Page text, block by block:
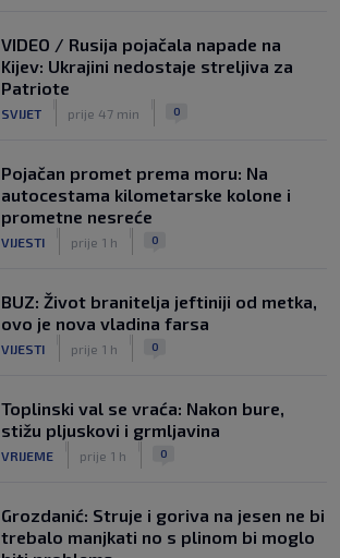
VIDEO / Rusija pojačala napade na
Kijev: Ukrajini nedostaje streljiva za
Patriote
SVIJET prije 47 min 0
Pojačan promet prema moru: Na
autocestama kilometarske kolone i
prometne nesreće
VIJESTI prije 1 h 0
BUZ: Život branitelja jeftiniji od metka,
ovo je nova vladina farsa
VIJESTI prije 1 h 0
Toplinski val se vraća: Nakon bure,
stižu pljuskovi i grmljavina
VRIJEME prije 1 h 0
Grozdanić: Struje i goriva na jesen ne bi
trebalo manjkati no s plinom bi moglo